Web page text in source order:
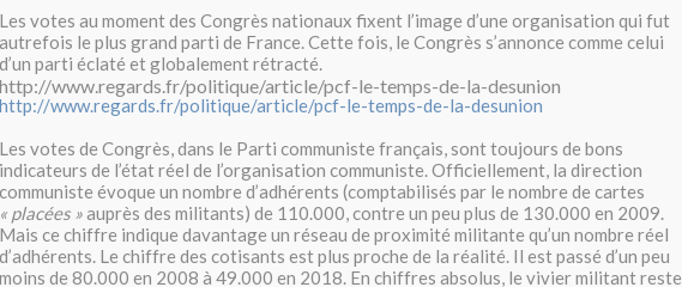
Les votes au moment des Congrès nationaux fixent l’image d’une organisation qui fut
autrefois le plus grand parti de France. Cette fois, le Congrès s’annonce comme celui
d’un parti éclaté et globalement rétracté.
http://www.regards.fr/politique/article/pcf-le-temps-de-la-desunion
http://www.regards.fr/politique/article/pcf-le-temps-de-la-desunion
Les votes de Congrès, dans le Parti communiste français, sont toujours de bons
indicateurs de l’état réel de l’organisation communiste. Officiellement, la direction
communiste évoque un nombre d’adhérents (comptabilisés par le nombre de cartes
« placées »auprès des militants) de 110.000, contre un peu plus de 130.000 en 2009.
Mais ce chiffre indique davantage un réseau de proximité militante qu’un nombre réel
d’adhérents. Le chiffre des cotisants est plus proche de la réalité. Il est passé d’un peu
moins de 80.000 en 2008 à 49.000 en 2018. En chiffres absolus, le vivier militant reste